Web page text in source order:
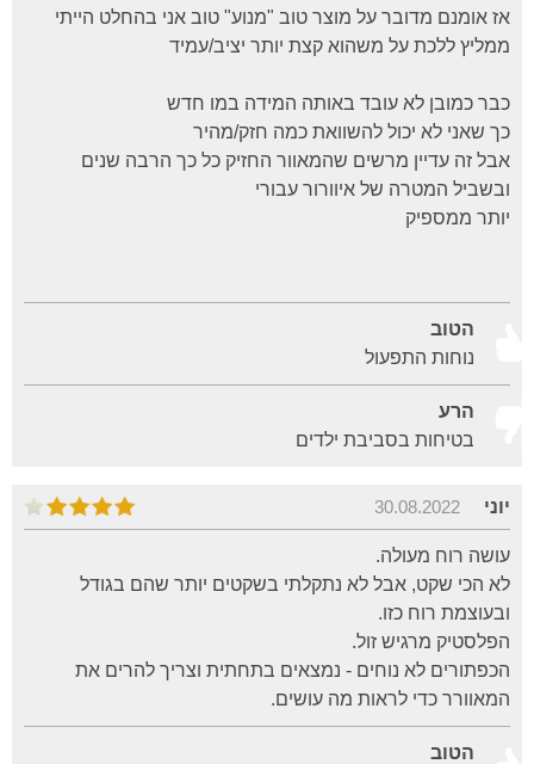
אז אומנם מדובר על מוצר טוב "מנוע" טוב אני בהחלט הייתי
ממליץ ללכת על משהוא קצת יותר יציב/עמיד
כבר כמובן לא עובד באותה המידה במו חדש
כך שאני לא יכול להשוואת כמה חזק/מהיר
אבל זה עדיין מרשים שהמאוור החזיק כל כך הרבה שנים
ובשביל המטרה של איוורור עבורי
יותר ממספיק
הטוב
נוחות התפעול
הרע
בטיחות בסביבת ילדים
יוני 30.08.2022
עושה רוח מעולה.
לא הכי שקט, אבל לא נתקלתי בשקטים יותר שהם בגודל
ובעוצמת רוח כזו.
הפלסטיק מרגיש זול.
הכפתורים לא נוחים - נמצאים בתחתית וצריך להרים את
המאוורר כדי לראות מה עושים.
הטוב